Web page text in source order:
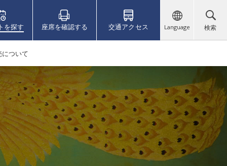
ついて
を探す 座席を確認する 交通アクセス Language 検索